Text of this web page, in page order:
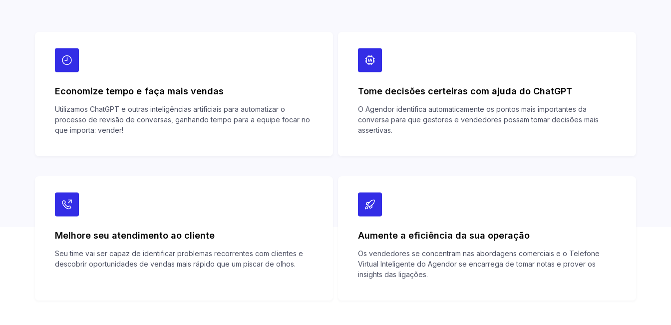
Economize tempo e faça mais vendas
Utilizamos ChatGPT e outras inteligências artificiais para automatizar o
processo de revisão de conversas, ganhando tempo para a equipe focar no
que importa: vender!
Tome decisões certeiras com ajuda do ChatGPT
O Agendor identifica automaticamente os pontos mais importantes da
conversa para que gestores e vendedores possam tomar decisões mais
assertivas.
Melhore seu atendimento ao cliente
Seu time vai ser capaz de identificar problemas recorrentes com clientes e
descobrir oportunidades de vendas mais rápido que um piscar de olhos.
Aumente a eficiência da sua operação
Os vendedores se concentram nas abordagens comerciais e o Telefone
Virtual Inteligente do Agendor se encarrega de tomar notas e prover os
insights das ligações.